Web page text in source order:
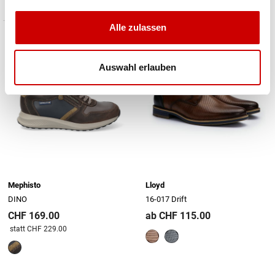
Alle zulassen
Auswahl erlauben
Mephisto
DINO
CHF 169.00
Preis reduziert von
statt CHF 229.00
Lloyd
16-017 Drift
ab CHF 115.00